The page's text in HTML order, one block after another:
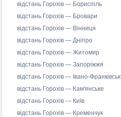
відстань Горохів — Бориспіль
відстань Горохів — Бровари
відстань Горохів — Вінниця
відстань Горохів — Дніпро
відстань Горохів — Житомир
відстань Горохів — Запоріжжя
відстань Горохів — Івано-Франківськ
відстань Горохів — Кам'янське
відстань Горохів — Київ
відстань Горохів — Кременчук